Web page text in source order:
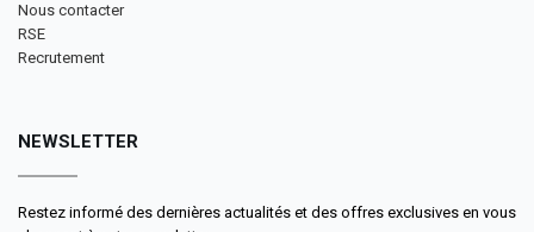
Nous contacter
RSE
Recrutement
NEWSLETTER
Restez informé des dernières actualités et des offres exclusives en vous